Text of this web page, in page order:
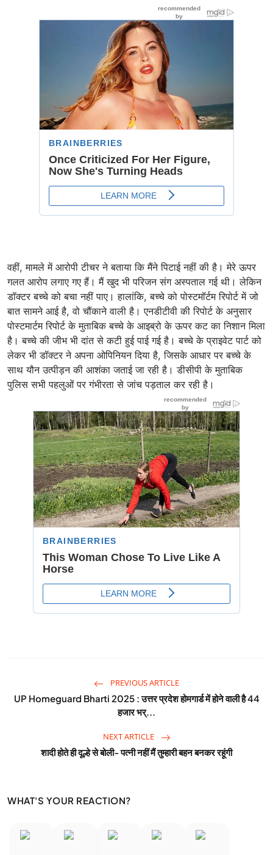
वहीं, मामले में आरोपी टीचर ने बताया कि मैंने पिटाई नहीं की है। मेरे ऊपर
गलत आरोप लगाए गए हैं। मैं खुद भी परिजन संग अस्पताल गई थी। लेकिन
डॉक्टर बच्चे को बचा नहीं पाए। हालांकि, बच्चे को पोस्टमॉर्टम रिपोर्ट में जो
बात सामने आई है, वो चौंकाने वाली है। एनडीटीवी की रिपोर्ट के अनुसार
पोस्टमार्टम रिपोर्ट के मुताबिक बच्चे के आइब्रो के ऊपर कट का निशान मिला
है। बच्चे की जीभ भी दांत से कटी हुई पाई गई है। बच्चे के प्राइवेट पार्ट को
लेकर भी डॉक्टर ने अपना ओपिनियन दिया है, जिसके आधार पर बच्चे के
साथ यौन उत्पीड़न की आशंका जताई जा रही है। डीसीपी के मुताबिक
पुलिस सभी पहलुओं पर गंभीरता से जांच पड़ताल कर रही है।
PREVIOUS ARTICLE
UP Homeguard Bharti 2025 : उत्तर प्रदेश होमगार्ड में होने वाली है 44
हजार भर्...
NEXT ARTICLE
शादी होते ही दूल्हे से बोली- पत्नी नहीं मैं तुम्हारी बहन बनकर रहूंगी
WHAT'S YOUR REACTION?